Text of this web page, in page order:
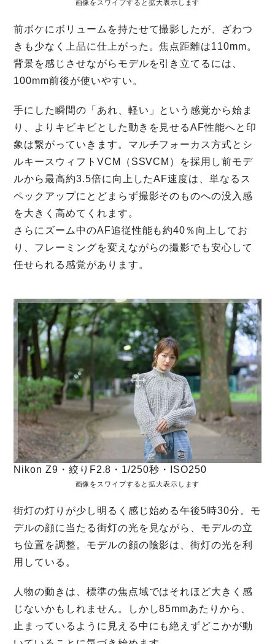
画像をスワイプすると拡大表示します
前ボケにボリュームを持たせて撮影したが、ざわつ
きも少なく上品に仕上がった。焦点距離は110mm。
背景を感じさせながらモデルを引き立てるには、
100mm前後が使いやすい。
手にした瞬間の「あれ、軽い」という感覚から始ま
り、よりキビキビとした動きを見せるAF性能へと印
象は繋がっていきます。マルチフォーカス方式とシ
ルキースウィフトVCM（SSVCM）を採用し前モデ
ルから最高約3.5倍に向上したAF速度は、単なるス
ペックアップにとどまらず撮影そのものへの没入感
を大きく高めてくれます。
さらにズーム中のAF追従性能も約40％向上してお
り、フレーミングを変えながらの撮影でも安心して
任せられる感覚があります。
Nikon Z9・絞りF2.8・1/250秒・ISO250
画像をスワイプすると拡大表示します
街灯の灯りが少し明るく感じ始める午後5時30分。モ
デルの顔に当たる街灯の光を見ながら、モデルの立
ち位置を調整。モデルの顔の陰影は、街灯の光を利
用している。
人物の動きは、標準の焦点域ではそれほど大きく感
じないかもしれません。しかし85mmあたりから、
止まっているように見える中にも絶えずどこかが動